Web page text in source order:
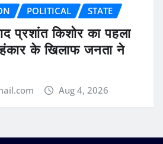
POLITICAL STATE
प्रशांत किशोर का पहला
के खिलाफ जनता ने
Aug 4, 2026